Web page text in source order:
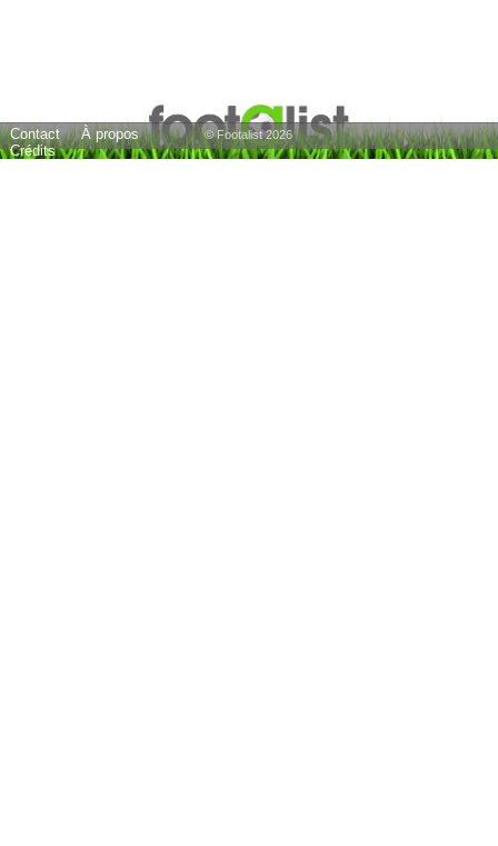
Contact
À propos
Crédits
© Footalist 2026